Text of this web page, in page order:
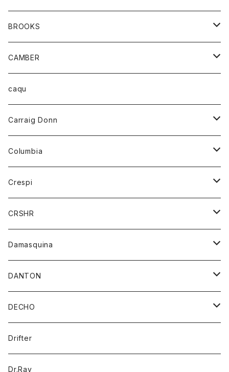
アンダーウェアー
カードホルダー
チーフ
バンダナ
トップス
カーディガン
トレーナー
パーカー
ボトム
オーバーオール
ショートパンツ
レディース
オーバーオール
カーディガン
Tシャツ
パーカー
シャツ
BROOKS
グッズ
靴
CAMBER
トップス
ハーフスリーブTシャツ
caqu
Carraig Donn
ニット
Columbia
アウター
ジャケット
Crespi
ジャケット
ワンピース
ブラウス
CRSHR
キャップ
Damasquina
ウォレット
カードケース
バッグ
DANTON
アウター
コート
ジャケット
アクセサリー
バッグ
キッズ
DECHO
帽子
Drifter
Dr.Ray